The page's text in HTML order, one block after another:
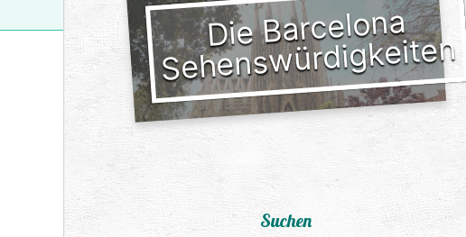
Die Barcelona
Sehenswürdigkeiten
Suchen